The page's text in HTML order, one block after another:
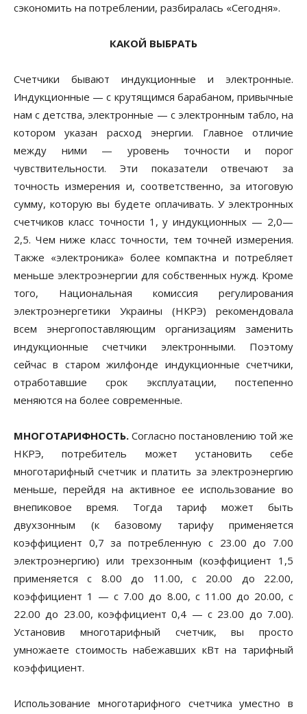
сэкономить на потреблении, разбиралась «Сегодня».
КАКОЙ ВЫБРАТЬ
Счетчики бывают индукционные и электронные.
Индукционные — с крутящимся барабаном, привычные
нам с детства, электронные — с электронным табло, на
котором указан расход энергии. Главное отличие
между ними — уровень точности и порог
чувствительности. Эти показатели отвечают за
точность измерения и, соответственно, за итоговую
сумму, которую вы будете оплачивать. У электронных
счетчиков класс точности 1, у индукционных — 2,0—
2,5. Чем ниже класс точности, тем точней измерения.
Также «электроника» более компактна и потребляет
меньше электроэнергии для собственных нужд. Кроме
того, Национальная комиссия регулирования
электроэнергетики Украины (НКРЭ) рекомендовала
всем энергопоставляющим организациям заменить
индукционные счетчики электронными. Поэтому
сейчас в старом жилфонде индукционные счетчики,
отработавшие срок эксплуатации, постепенно
меняются на более современные.
МНОГОТАРИФНОСТЬ. Согласно постановлению той же
НКРЭ, потребитель может установить себе
многотарифный счетчик и платить за электроэнергию
меньше, перейдя на активное ее использование во
внепиковое время. Тогда тариф может быть
двухзонным (к базовому тарифу применяется
коэффициент 0,7 за потребленную с 23.00 до 7.00
электроэнергию) или трехзонным (коэффициент 1,5
применяется с 8.00 до 11.00, с 20.00 до 22.00,
коэффициент 1 — с 7.00 до 8.00, с 11.00 до 20.00, с
22.00 до 23.00, коэффициент 0,4 — с 23.00 до 7.00).
Установив многотарифный счетчик, вы просто
умножаете стоимость набежавших кВт на тарифный
коэффициент.
Использование многотарифного счетчика уместно в